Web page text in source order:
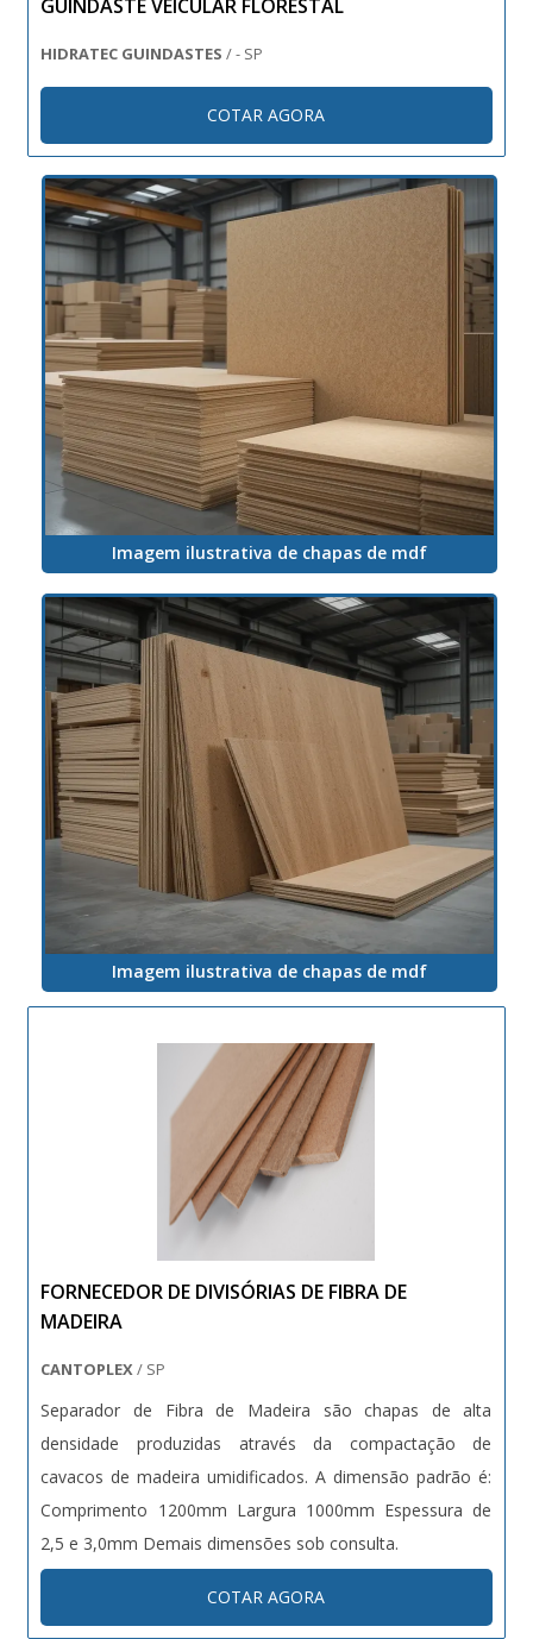
GUINDASTE VEICULAR FLORESTAL
HIDRATEC GUINDASTES/ - SP
COTAR AGORA
Imagem ilustrativa de chapas de mdf
Imagem ilustrativa de chapas de mdf
FORNECEDOR DE DIVISÓRIAS DE FIBRA DE
MADEIRA
CANTOPLEX/ SP
Separador de Fibra de Madeira são chapas de alta
densidade produzidas através da compactação de
cavacos de madeira umidificados. A dimensão padrão é:
Comprimento 1200mm Largura 1000mm Espessura de
2,5 e 3,0mm Demais dimensões sob consulta.
COTAR AGORA